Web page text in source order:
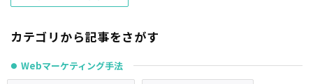
カテゴリから記事をさがす
● Webマーケティング手法